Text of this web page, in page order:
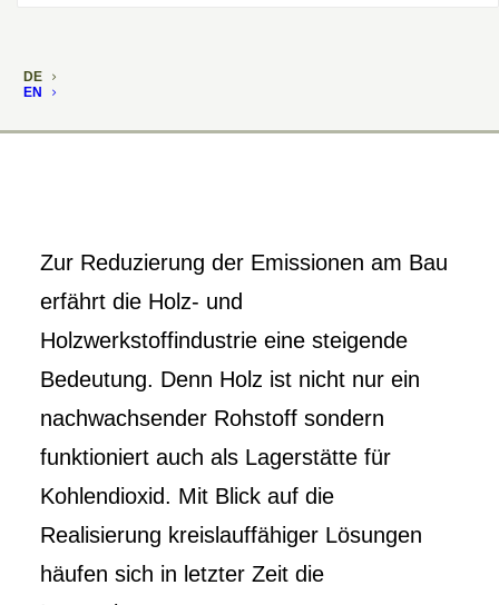
DE
EN
Zur Reduzierung der Emissionen am Bau
erfährt die Holz- und
Holzwerkstoffindustrie eine steigende
Bedeutung. Denn Holz ist nicht nur ein
nachwachsender Rohstoff sondern
funktioniert auch als Lagerstätte für
Kohlendioxid. Mit Blick auf die
Realisierung kreislauffähiger Lösungen
häufen sich in letzter Zeit die